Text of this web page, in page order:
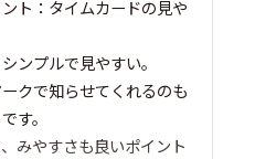
ト：タイムカードの見や
ンプルで見やすい。
クで知らせてくれるのも
す。
みやすさも良いポイント